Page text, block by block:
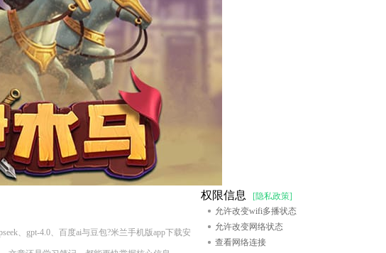
、gpt-4.0、百度ai与豆包?米兰手机版app下载安
权限信息
[隐私政策]
允许改变wifi多播状态
允许改变网络状态
查看网络连接